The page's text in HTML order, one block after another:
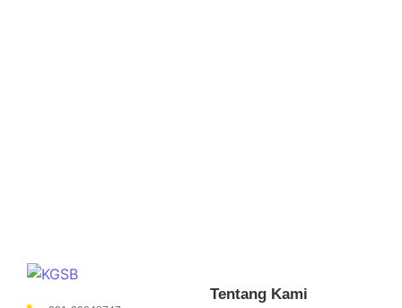
Tentang Kami